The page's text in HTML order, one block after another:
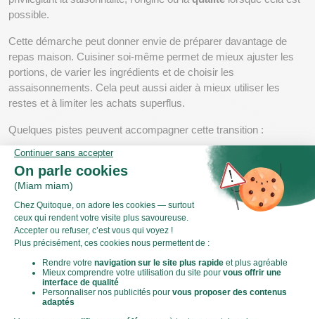
possible.
Cette démarche peut donner envie de préparer davantage de
repas maison. Cuisiner soi-même permet de mieux ajuster les
portions, de varier les ingrédients et de choisir les
assaisonnements. Cela peut aussi aider à mieux utiliser les
restes et à limiter les achats superflus.
Quelques pistes peuvent accompagner cette transition :
Choisir Des produits adaptés à son budget et à ses
habitudes
Prévoir Des menus variés pour simplifier les courses
Alterner Les repas végétaux et les repas avec produits
animaux
Privilégier Des produits de saison pour renouveler les
idées
Rechercher Une meilleure qualité plutôt qu’une
consommation automatique